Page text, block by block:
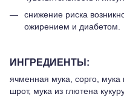
снижение риска
ожирением и диабетом.
ИНГРЕДИЕНТЫ:
ячменная мука, сорго, мука
шрот, мука из глютена